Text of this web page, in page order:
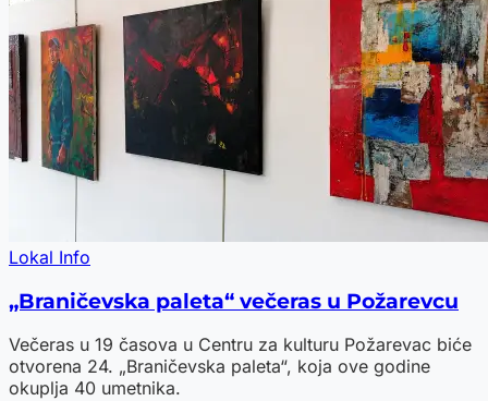
Lokal Info
„Braničevska paleta“ večeras u Požarevcu
Večeras u 19 časova u Centru za kulturu Požarevac biće
otvorena 24. „Braničevska paleta“, koja ove godine
okuplja 40 umetnika.